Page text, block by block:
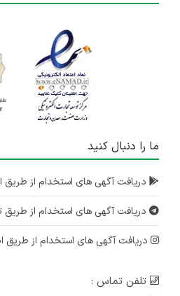
ما را دنبال کنید
دریافت آگهی های استخدام از طریق
دریافت آگهی های استخدام از طریق
دریافت آگهی های استخدام از طریق
تلفن تماس :